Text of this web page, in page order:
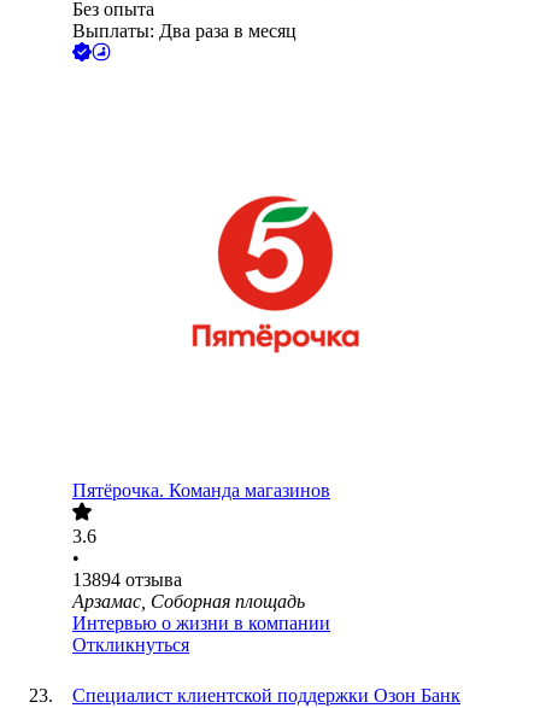
Без опыта
Выплаты: Два раза в месяц
Пятёрочка. Команда магазинов
3.6
•
13894 отзыва
Арзамас, Соборная площадь
Интервью о жизни в компании
Откликнуться
Специалист клиентской поддержки Озон Банк